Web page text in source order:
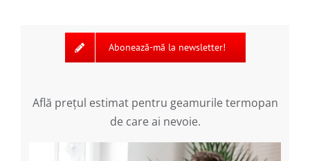
Abonează-mă la newsletter!
Află preţul estimat pentru geamurile termopan
de care ai nevoie.